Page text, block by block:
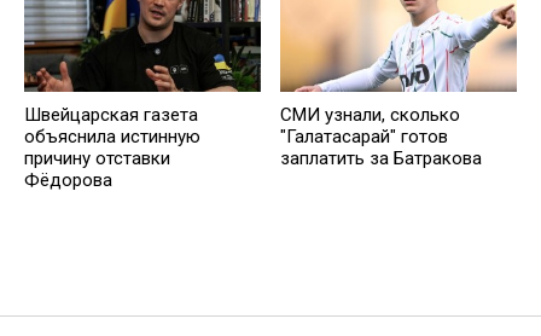
Швейцарская газета
объяснила истинную
причину отставки
Фёдорова
СМИ узнали, сколько
"Галатасарай" готов
заплатить за Батракова